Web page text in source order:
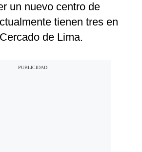
un nuevo centro de
tienen tres en
de Lima.